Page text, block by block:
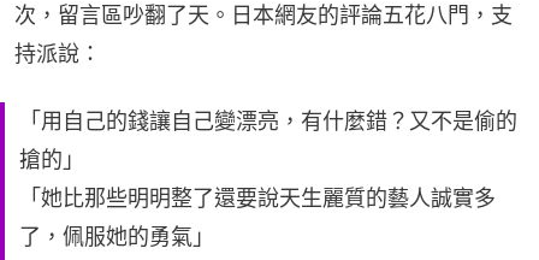
次，留言區吵翻了天。日本網友的評論五花八門，支
持派說：
「用自己的錢讓自己變漂亮，有什麼錯？又不是偷的
搶的」
「她比那些明明整了還要說天生麗質的藝人誠實多
了，佩服她的勇氣」